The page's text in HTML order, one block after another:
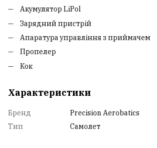
Акумулятор LiPol
Зарядний пристрій
Апаратура управління з приймачем
Пропелер
Кок
Характеристики
Бренд
Precision Aerobatics
Тип
Самолет